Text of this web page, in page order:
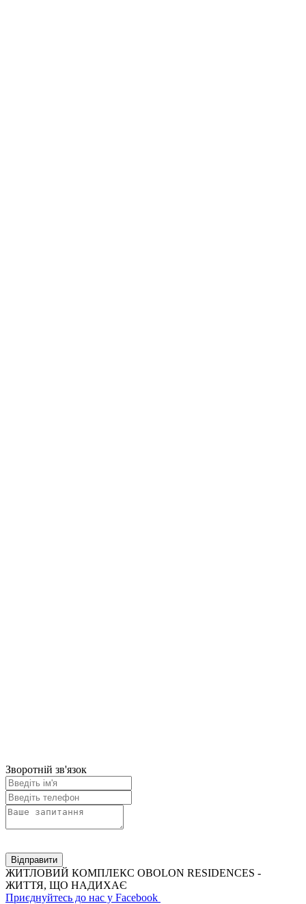
Зворотній зв'язок
Відправити
ЖИТЛОВИЙ КОМПЛЕКС OBOLON RESIDENCES -
ЖИТТЯ, ЩО НАДИХАЄ
Приєднуйтесь до нас у Facebook